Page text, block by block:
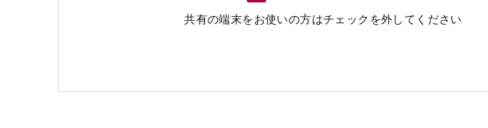
共有の端末をお使いの方はチェックを外してください